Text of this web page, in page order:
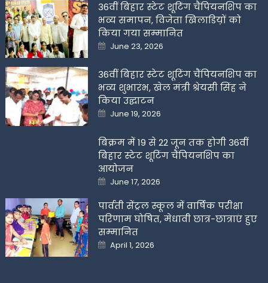
36वीं बिहार स्टेट शूटिंग चैंपियनशिप का
भव्य समापन, विजेता खिलाडिय़ों को
किया गया सम्मानित
Posted
on
June 23, 2026
36वीं बिहार स्टेट शूटिंग चैंपियनशिप का
भव्य शुभारंभ, खेल मंत्री श्रेयसी सिंह ने
किया उद्घाटन
Posted
on
June 19, 2026
बिक्रम में 19 से 22 जून तक होगी 36वीं
बिहार स्टेट शूटिंग चैंपियनशिप का
आयोजन
Posted
on
June 17, 2026
पार्वती सेंट्रल स्कूल में वार्षिक परीक्षा
परिणाम घोषित, मेधावी छात्र-छात्राएं हुए
सम्मानित
Posted
on
April 1, 2026